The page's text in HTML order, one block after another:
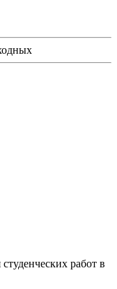
работ в